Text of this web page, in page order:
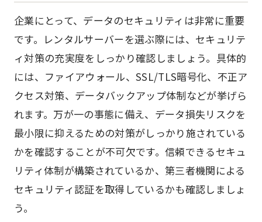
企業にとって、データのセキュリティは非常に重要
です。レンタルサーバーを選ぶ際には、セキュリテ
ィ対策の充実度をしっかり確認しましょう。具体的
には、ファイアウォール、SSL/TLS暗号化、不正ア
クセス対策、データバックアップ体制などが挙げら
れます。万が一の事態に備え、データ損失リスクを
最小限に抑えるための対策がしっかり施されている
かを確認することが不可欠です。信頼できるセキュ
リティ体制が構築されているか、第三者機関による
セキュリティ認証を取得しているかも確認しましょ
う。